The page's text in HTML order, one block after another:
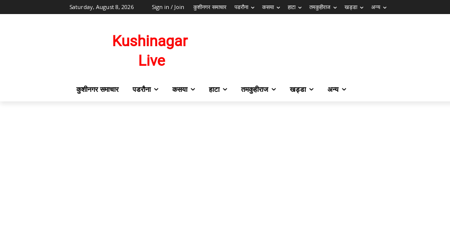
Saturday, August 8, 2026 Sign in / Join कुशीनगर समाचार पडरौना कसया हाटा तमकुहीराज खड्डा अन्य
कुशीनगर समाचार पडरौना कसया हाटा तमकुहीराज खड्डा अन्य